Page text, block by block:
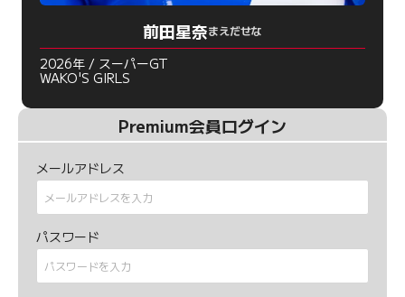
前田星奈まえだせな
2026年 / スーパーGT
WAKO'S GIRLS
Premium会員ログイン
メールアドレス
パスワード